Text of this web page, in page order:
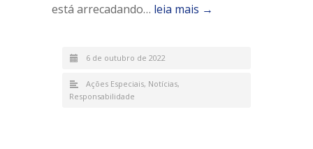
está arrecadando… leia mais →
6 de outubro de 2022
Ações Especiais, Notícias,
Responsabilidade